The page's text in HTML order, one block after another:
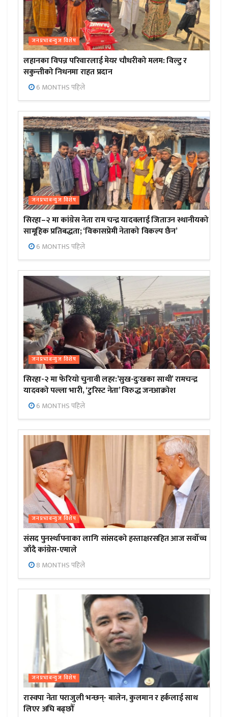
जनप्रभाबन्युज विशेष
लहानका विपन्न परिवारलाई मेयर चौधरीको मलम: विल्टु र
सकुन्तीको निधनमा राहत प्रदान
6 MONTHS पहिले
जनप्रभाबन्युज विशेष
सिरहा–२ मा कांग्रेस नेता राम चन्द्र यादवलाई जिताउन स्थानीयको
सामूहिक प्रतिबद्धता; ‘विकासप्रेमी नेताको विकल्प छैन’
6 MONTHS पहिले
जनप्रभाबन्युज विशेष
सिरहा-२ मा फेरियो चुनावी लहर:’सुख-दुःखका साथी’ रामचन्द्र
यादवको पल्ला भारी, ‘टुरिस्ट नेता’ विरुद्ध जनआक्रोश
6 MONTHS पहिले
जनप्रभाबन्युज विशेष
संसद पुनर्स्थापनाका लागि सांसदको हस्ताक्षरसहित आज सर्वोच्च
जाँदै कांग्रेस-एमाले
8 MONTHS पहिले
जनप्रभाबन्युज विशेष
रास्वपा नेता पराजुली भन्छन्- बालेन, कुलमान र हर्कलाई साथ
लिएर अघि बढ्छौँ